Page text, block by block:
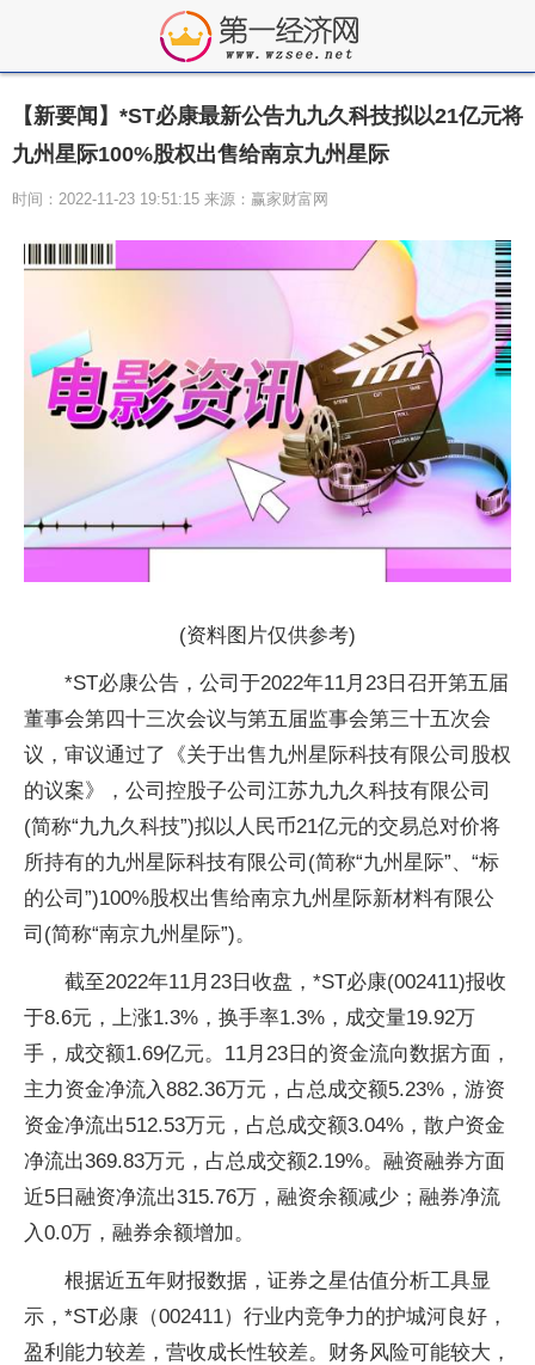
【新要闻】*ST必康最新公告九九久科技拟以21亿元将
九州星际100%股权出售给南京九州星际
时间：2022-11-23 19:51:15 来源：赢家财富网
(资料图片仅供参考)
*ST必康公告，公司于2022年11月23日召开第五届
董事会第四十三次会议与第五届监事会第三十五次会
议，审议通过了《关于出售九州星际科技有限公司股权
的议案》，公司控股子公司江苏九九久科技有限公司
(简称“九九久科技”)拟以人民币21亿元的交易总对价将
所持有的九州星际科技有限公司(简称“九州星际”、“标
的公司”)100%股权出售给南京九州星际新材料有限公
司(简称“南京九州星际”)。
截至2022年11月23日收盘，*ST必康(002411)报收
于8.6元，上涨1.3%，换手率1.3%，成交量19.92万
手，成交额1.69亿元。11月23日的资金流向数据方面，
主力资金净流入882.36万元，占总成交额5.23%，游资
资金净流出512.53万元，占总成交额3.04%，散户资金
净流出369.83万元，占总成交额2.19%。融资融券方面
近5日融资净流出315.76万，融资余额减少；融券净流
入0.0万，融券余额增加。
根据近五年财报数据，证券之星估值分析工具显
示，*ST必康（002411）行业内竞争力的护城河良好，
盈利能力较差，营收成长性较差。财务风险可能较大，